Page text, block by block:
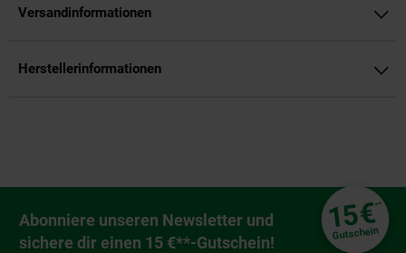
Versandinformationen
Herstellerinformationen
Newsletter Anmeldung
Abonniere unseren Newsletter und
sichere dir einen 15 €**-Gutschein!
15€**
Gutschein